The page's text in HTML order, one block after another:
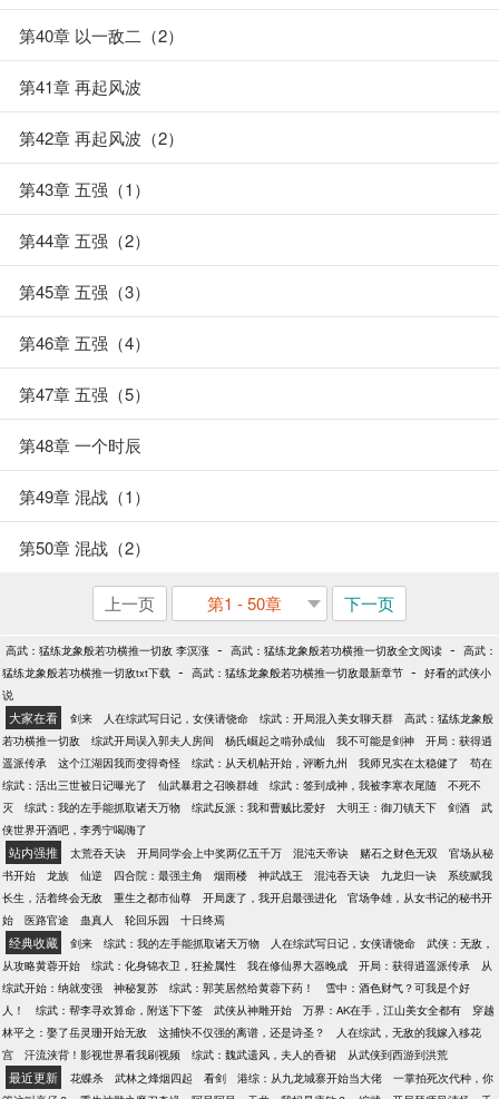
第40章 以一敌二（2）
第41章 再起风波
第42章 再起风波（2）
第43章 五强（1）
第44章 五强（2）
第45章 五强（3）
第46章 五强（4）
第47章 五强（5）
第48章 一个时辰
第49章 混战（1）
第50章 混战（2）
上一页 第1 - 50章 下一页
高武：猛练龙象般若功横推一切敌 李溟涨 - 高武：猛练龙象般若功横推一切敌全文阅读 - 高武：
猛练龙象般若功横推一切敌txt下载 - 高武：猛练龙象般若功横推一切敌最新章节 - 好看的武侠小
说
大家在看 剑来 人在综武写日记，女侠请饶命 综武：开局混入美女聊天群
高武：猛练龙象般
若功横推一切敌
综武开局误入郭夫人房间 杨氏崛起之啃孙成仙 我不可能是剑神
开局：获得逍
遥派传承
这个江湖因我而变得奇怪 综武：从天机帖开始，评断九州 我师兄实在太稳健了
苟在
综武：活出三世被日记曝光了
仙武暴君之召唤群雄 综武：签到成神，我被李寒衣尾随
不死不
灭
综武：我的左手能抓取诸天万物 综武反派：我和曹贼比爱好 大明王：御刀镇天下 剑酒
武
侠世界开酒吧，李秀宁喝嗨了
站内强推 太荒吞天诀 开局同学会上中奖两亿五千万 混沌天帝诀 赌石之财色无双
官场从秘
书开始
龙族 仙逆 四合院：最强主角 烟雨楼 神武战王 混沌吞天诀 九龙归一诀
系统赋我
长生，活着终会无敌
重生之都市仙尊 开局废了，我开启最强进化
官场争雄，从女书记的秘书开
始
医路官途 蛊真人 轮回乐园 十日终焉
经典收藏 剑来 综武：我的左手能抓取诸天万物 人在综武写日记，女侠请饶命
武侠：无敌，
从攻略黄蓉开始
综武：化身锦衣卫，狂捡属性 我在修仙界大器晚成 开局：获得逍遥派传承
从
综武开始：纳就变强
神秘复苏 综武：郭芙居然给黄蓉下药！
雪中：酒色财气？可我是个好
人！
综武：帮李寻欢算命，附送下下签 武侠从神雕开始 万界：AK在手，江山美女全都有
穿越
林平之：娶了岳灵珊开始无敌
这捕快不仅强的离谱，还是诗圣？
人在综武，无敌的我嫁入移花
宫
汗流浃背！影视世界看我刷视频 综武：魏武遗风，夫人的香裙 从武侠到西游到洪荒
最近更新 花蝶杀 武林之烽烟四起 看剑 港综：从九龙城寨开始当大佬
一掌拍死次代种，你